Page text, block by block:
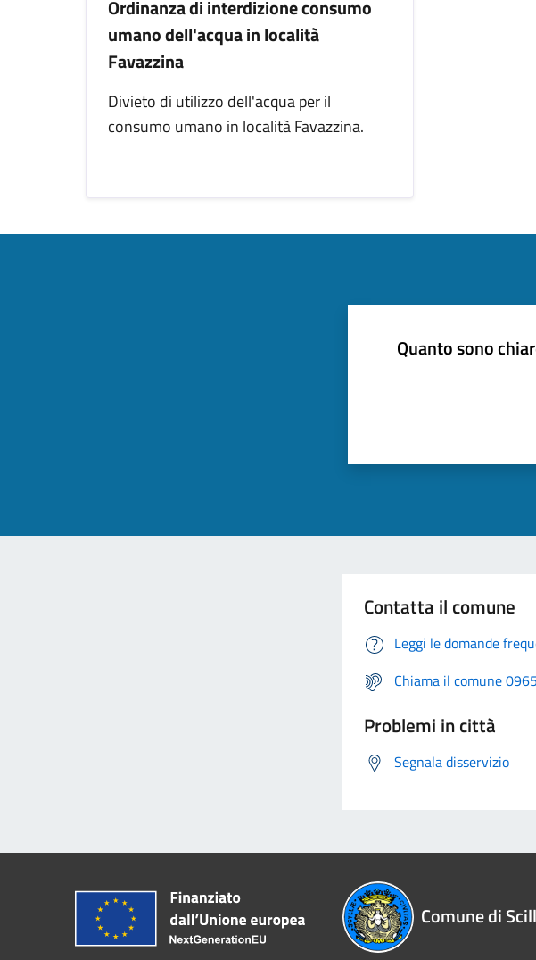
Ordinanza di interdizione consumo
umano dell'acqua in località
Favazzina
Divieto di utilizzo dell'acqua per il
consumo umano in località Favazzina.
Quanto sono
Contatta il comune
Leggi le domande
Chiama il comune
Problemi in città
Segnala disservizio
Comune di